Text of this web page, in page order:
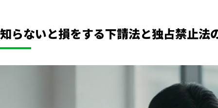
知らないと損をする下請法と独占禁止法